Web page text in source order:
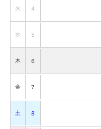
火 4
水 5
木 6
金 7
土 8